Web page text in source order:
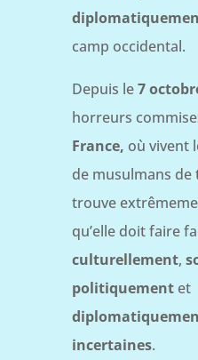
camp occidental.
Depuis le7
horreurs
France, où vivent
de musulmans de
trouve
qu’elle doit faire
culturellement,
politiquement et
incertaines.